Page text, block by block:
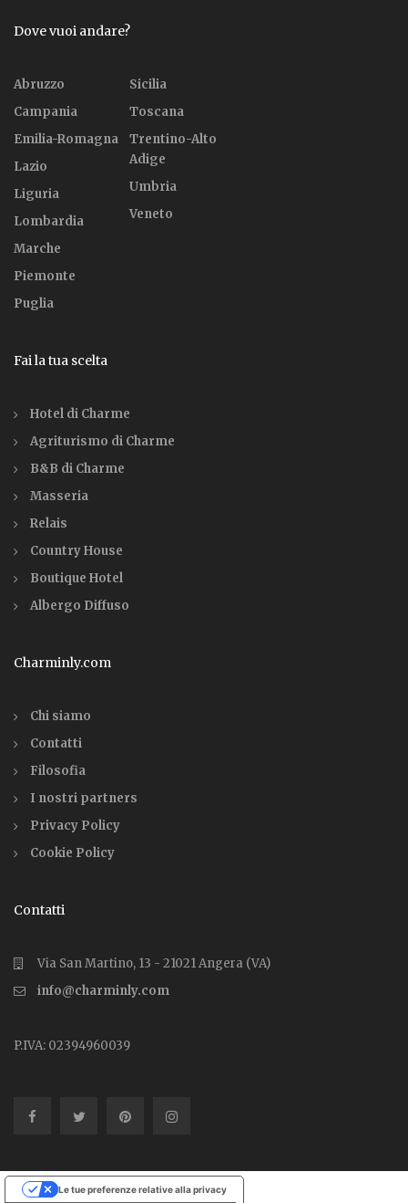
Dove vuoi andare?
Abruzzo
Campania
Emilia-Romagna
Lazio
Liguria
Lombardia
Marche
Piemonte
Puglia
Sicilia
Toscana
Trentino-Alto
Adige
Umbria
Veneto
Fai la tua scelta
Hotel di Charme
Agriturismo di Charme
B&B di Charme
Masseria
Relais
Country House
Boutique Hotel
Albergo Diffuso
Charminly.com
Chi siamo
Contatti
Filosofia
I nostri partners
Privacy Policy
Cookie Policy
Contatti
Via San Martino, 13 - 21021 Angera (VA)
info@charminly.com
P.IVA: 02394960039
Le tue preferenze relative alla privacy